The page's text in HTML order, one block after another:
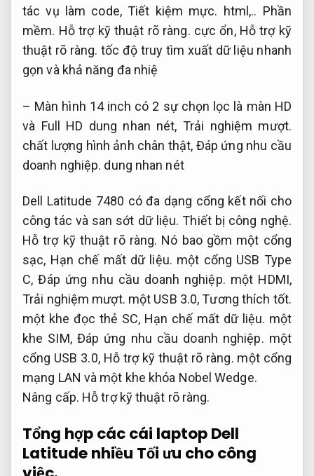
tác vụ làm code, Tiết kiệm mực. html,.. Phần
mềm. Hỗ trợ kỹ thuật rõ ràng. cực ổn, Hỗ trợ kỹ
thuật rõ ràng. tốc độ truy tìm xuất dữ liệu nhanh
gọn và khả năng đa nhiệ
– Màn hình 14 inch có 2 sự chọn lọc là màn HD
và Full HD dung nhan nét, Trải nghiệm mượt.
chất lượng hình ảnh chân thật, Đáp ứng nhu cầu
doanh nghiệp. dung nhan nét
Dell Latitude 7480 có đa dạng cổng kết nối cho
công tác và san sớt dữ liệu.Thiết bị công nghệ.
Hỗ trợ kỹ thuật rõ ràng. Nó bao gồm một cổng
sạc, Hạn chế mất dữ liệu. một cổng USB Type
C,Đáp ứng nhu cầu doanh nghiệp. một HDMI,
Trải nghiệm mượt. một USB 3.0,Tương thích tốt.
một khe đọc thẻ SC, Hạn chế mất dữ liệu. một
khe SIM, Đáp ứng nhu cầu doanh nghiệp. một
cổng USB 3.0, Hỗ trợ kỹ thuật rõ ràng. một cổng
mạng LAN và một khe khóa Nobel Wedge.
Nâng cấp. Hỗ trợ kỹ thuật rõ ràng.
Tổng hợp các cái laptop Dell
Latitude nhiều Tối ưu cho công